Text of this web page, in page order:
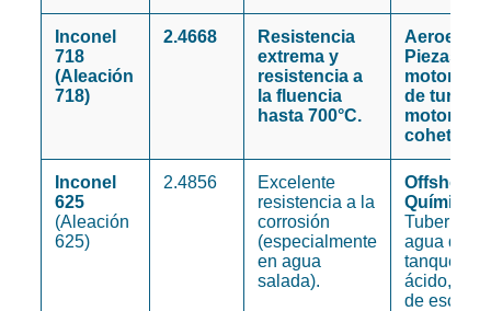
Inconel
718
(Aleación
718)
2.4668
Resistencia
extrema y
resistencia a
la fluencia
hasta 700°C.
Piezas de
motores,
de
motores
cohetes.
Inconel
625
(Aleación
625)
2.4856
Excelente
resistencia a la
corrosión
(especialmente
en agua
salada).
Offshore y
Química:
Tuberías
agua de
tanques de
ácido,
de escape.